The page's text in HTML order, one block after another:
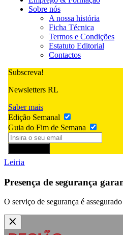
Sobre nós
A nossa história
Ficha Técnica
Termos e Condições
Estatuto Editorial
Contactos
Subscreva!
Newsletters RL
Saber mais
Edição Semanal
Guia do Fim de Semana
Leiria
Presença de segurança
O serviço de segurança é